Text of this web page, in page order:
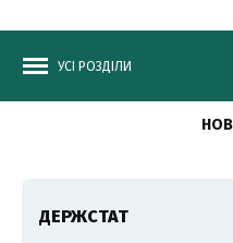
УСІ РОЗДІЛИ
ДЕРЖСТАТ